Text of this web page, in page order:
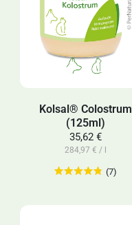
Kolsal® Colostrum
(125ml)
35,62 €
284,97 € / l
(7)